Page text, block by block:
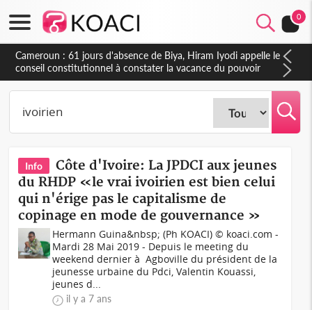
0
Côte d'Ivoire : Fin de la pagaille au PDCI-RDA, Lessiehi bannit
les mouvements sauvages
Info
Côte d'Ivoire: La JPDCI aux jeunes
du RHDP «le vrai ivoirien est bien celui
qui n'érige pas le capitalisme de
copinage en mode de gouvernance »
Hermann Guina&nbsp; (Ph KOACI) © koaci.com -
Mardi 28 Mai 2019 - Depuis le meeting du
weekend dernier à Agboville du président de la
jeunesse urbaine du Pdci, Valentin Kouassi,
jeunes d...
il y a 7 ans